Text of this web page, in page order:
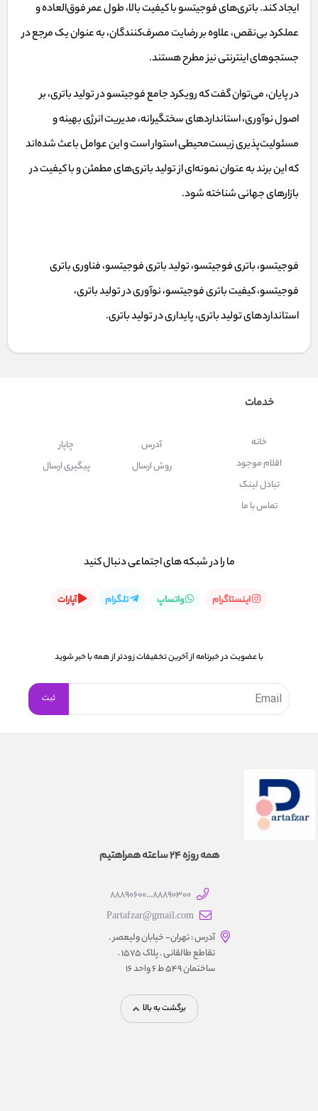
ایجاد کند. باتری‌های فوجیتسو با کیفیت بالا، طول عمر فوق‌العاده و
عملکرد بی‌نقص، علاوه بر رضایت مصرف‌کنندگان، به عنوان یک مرجع در
جستجوهای اینترنتی نیز مطرح هستند.
در پایان، می‌توان گفت که رویکرد جامع فوجیتسو در تولید باتری، بر
اصول نوآوری، استانداردهای سختگیرانه، مدیریت انرژی بهینه و
مسئولیت‌پذیری زیست‌محیطی استوار است و این عوامل باعث شده‌اند
که این برند به عنوان نمونه‌ای از تولید باتری‌های مطمئن و با کیفیت در
بازارهای جهانی شناخته شود.
فوجیتسو، باتری فوجیتسو، تولید باتری فوجیتسو، فناوری باتری
فوجیتسو، کیفیت باتری فوجیتسو، نوآوری در تولید باتری،
استانداردهای تولید باتری، پایداری در تولید باتری.
خدمات
خانه
اقلام موجود
تبادل لینک
تماس با ما
آدرس
روش ارسال
چاپار
پیگیری ارسال
ما را در شبكه های اجتماعی دنبال کنید
اینستاگرام واتساپ تلگرام آپارات
با عضویت در خبرنامه از آخرین تخفیفات زودتر از همه با خبر شوید
همه روزه 24 ساعته همراهتیم
88890300...88890600
Partafzar@gmail.com
آدرس : تهران- خیابان ولیعصر .
تقاطع طالقانی . پلاک 1575 .
ساختمان 549 ط 6 واحد 16
برگشت به بالا